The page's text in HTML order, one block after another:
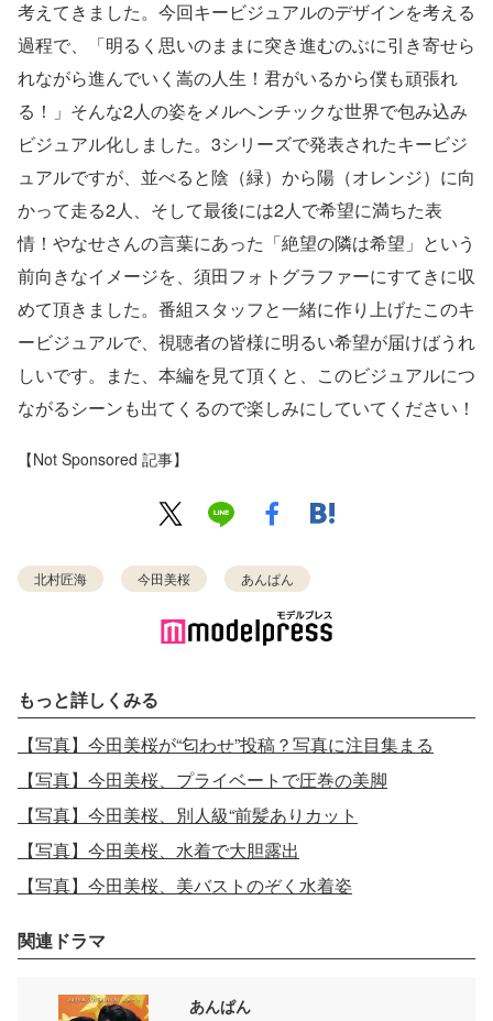
考えてきました。今回キービジュアルのデザインを考える
過程で、「明るく思いのままに突き進むのぶに引き寄せら
れながら進んでいく嵩の人生！君がいるから僕も頑張れ
る！」そんな2人の姿をメルヘンチックな世界で包み込み
ビジュアル化しました。3シリーズで発表されたキービジ
ュアルですが、並べると陰（緑）から陽（オレンジ）に向
かって走る2人、そして最後には2人で希望に満ちた表
情！やなせさんの言葉にあった「絶望の隣は希望」という
前向きなイメージを、須田フォトグラファーにすてきに収
めて頂きました。番組スタッフと一緒に作り上げたこのキ
ービジュアルで、視聴者の皆様に明るい希望が届けばうれ
しいです。また、本編を見て頂くと、このビジュアルにつ
ながるシーンも出てくるので楽しみにしていてください！
【Not Sponsored 記事】
北村匠海 今田美桜 あんぱん
もっと詳しくみる
【写真】今田美桜が“匂わせ”投稿？写真に注目集まる
【写真】今田美桜、プライベートで圧巻の美脚
【写真】今田美桜、別人級“前髪ありカット
【写真】今田美桜、水着で大胆露出
【写真】今田美桜、美バストのぞく水着姿
関連ドラマ
あんぱん